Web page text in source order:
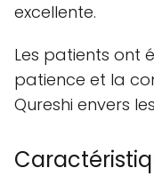
excellente.
Les patients ont
patience et la
Qureshi envers